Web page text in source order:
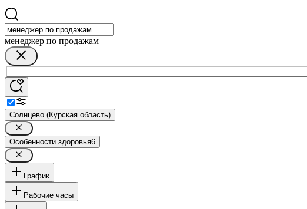
менеджер по продажам
Солнцево (Курская область)
Особенности здоровья6
График
Рабочие часы